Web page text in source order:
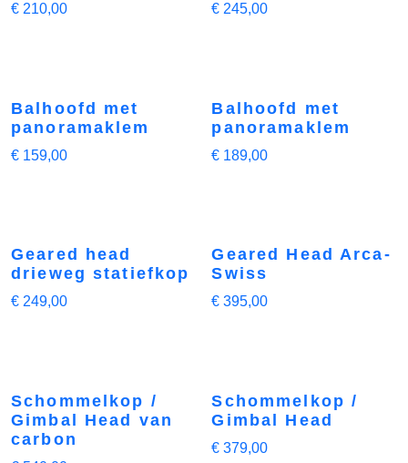
€ 210,00 € 245,00
Balhoofd met
panoramaklem
€ 159,00
Balhoofd met
panoramaklem
€ 189,00
Geared head
drieweg statiefkop
€ 249,00
Geared Head Arca-
Swiss
€ 395,00
Schommelkop /
Gimbal Head van
carbon
Schommelkop /
Gimbal Head
€ 379,00